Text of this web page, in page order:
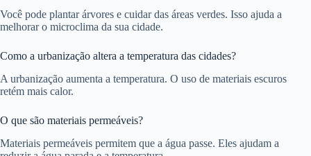
Você pode plantar árvores e cuidar das áreas verdes. Isso ajuda a
melhorar o microclima da sua cidade.
Como a urbanização altera a temperatura das cidades?
A urbanização aumenta a temperatura. O uso de materiais escuros
retém mais calor.
O que são materiais permeáveis?
Materiais permeáveis permitem que a água passe. Eles ajudam a